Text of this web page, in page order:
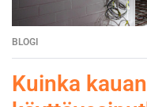
BLOGI
Kuinka kauan